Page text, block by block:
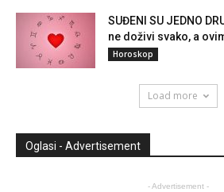
SUĐENI SU JEDNO
ne doživi svako, a
Horoskop
Load more
Oglasi - Advertisement
- Advertisement -